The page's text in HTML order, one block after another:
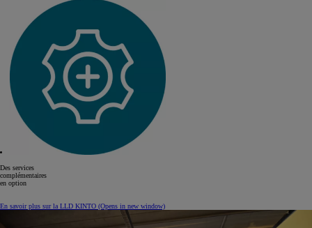
Des services
complémentaires
en option
En savoir plus sur la LLD KINTO (Opens in new window)